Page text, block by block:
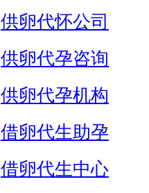
供卵代怀公司
供卵代孕咨询
供卵代孕机构
借卵代生助孕
借卵代生中心